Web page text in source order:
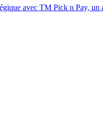
avec TM Pick n Pay,